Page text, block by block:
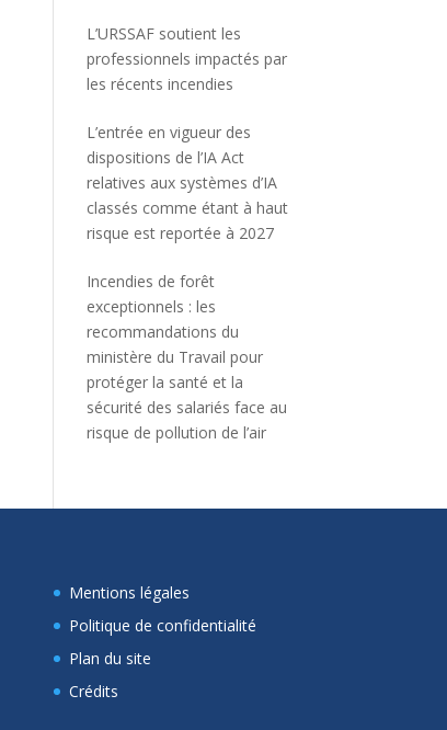
L’URSSAF soutient les
professionnels impactés par
les récents incendies
L’entrée en vigueur des
dispositions de l’IA Act
relatives aux systèmes d’IA
classés comme étant à haut
risque est reportée à 2027
Incendies de forêt
exceptionnels : les
recommandations du
ministère du Travail pour
protéger la santé et la
sécurité des salariés face au
risque de pollution de l’air
Mentions légales
Politique de confidentialité
Plan du site
Crédits